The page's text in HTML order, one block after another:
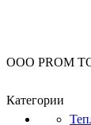
OOO PROM
Категории